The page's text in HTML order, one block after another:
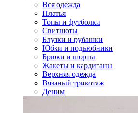
Вся одежда
Платья
Топы и футболки
Свитшоты
Блузки и рубашки
Юбки и подъюбники
Брюки и шорты
Жакеты и кардиганы
Верхняя одежда
Вязаный трикотаж
Деним